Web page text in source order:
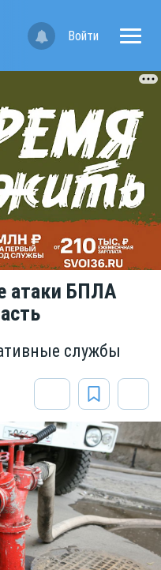
Войти
атаки БПЛА
службы